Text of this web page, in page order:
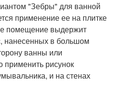
"Зебры" для ванной
применение ее на плитке
помещение выдержит
нанесенных в большом
ванны или
рисунок
и на стенах